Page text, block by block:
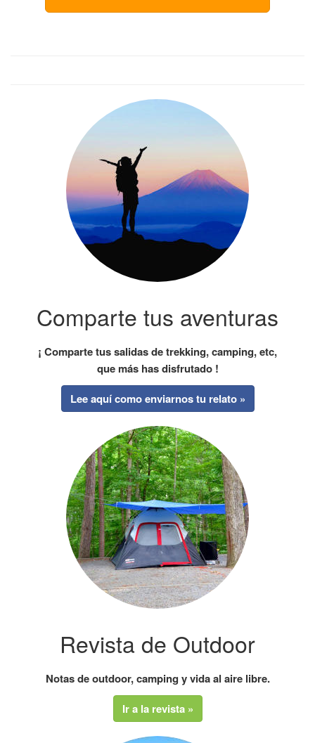
Comparte tus aventuras
¡ Comparte tus salidas de trekking, camping, etc,
que más has disfrutado !
Lee aquí como enviarnos tu relato »
Revista de Outdoor
Notas de outdoor, camping y vida al aire libre.
Ir a la revista »